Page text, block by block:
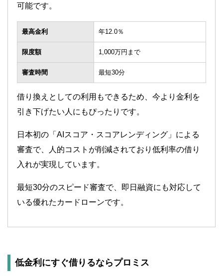
可能です。
最高金利 年12.0％
限度額 1,000万円まで
審査時間 最短30分
借り換えとしての利用もできるため、今より金利を
引き下げたい人にもぴったりです。
日本初の「AIスコア・スコアレンディング」による
審査で、人的コストが削減されており低利率の借り
入れが実現しています。
最短30分のスピード審査で、即日融資にも対応して
いる優れたカードローンです。
低金利にすぐ借りるならプロミス